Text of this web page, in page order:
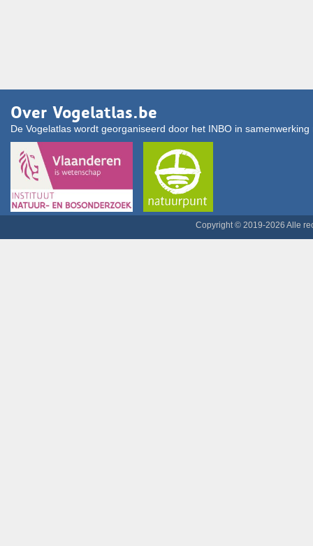
Over Vogelatlas.be
De Vogelatlas wordt georganiseerd door het INBO in
Copyright © 2019-2026 Alle